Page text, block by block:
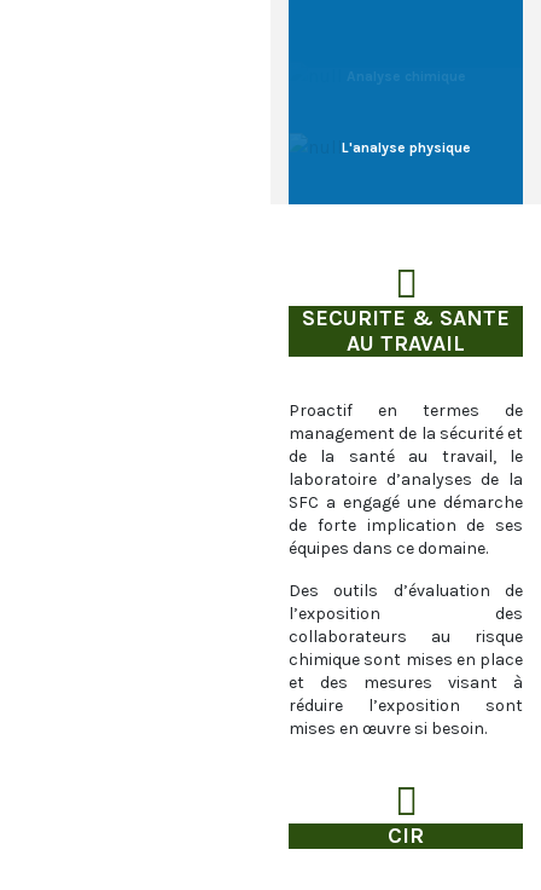
L'analyse physique
SECURITE & SANTE
AU TRAVAIL
Proactif en termes de
management de la sécurité et
de la santé au travail, le
laboratoire d’analyses de la
SFC a engagé une démarche
de forte implication de ses
équipes dans ce domaine.
Des outils d’évaluation de
l’exposition des
collaborateurs au risque
chimique sont mises en place
et des mesures visant à
réduire l’exposition sont
mises en œuvre si besoin.
CIR